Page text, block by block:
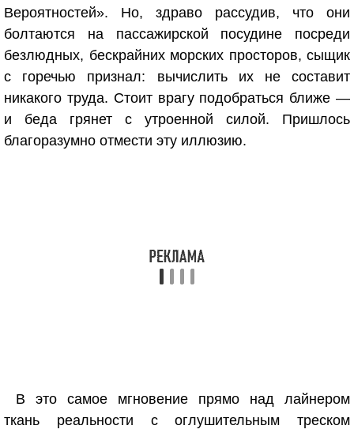
Вероятностей». Но, здраво рассудив, что они
болтаются на пассажирской посудине посреди
безлюдных, бескрайних морских просторов, сыщик
с горечью признал: вычислить их не составит
никакого труда. Стоит врагу подобраться ближе —
и беда грянет с утроенной силой. Пришлось
благоразумно отмести эту иллюзию.
В это самое мгновение прямо над лайнером
ткань реальности с оглушительным треском